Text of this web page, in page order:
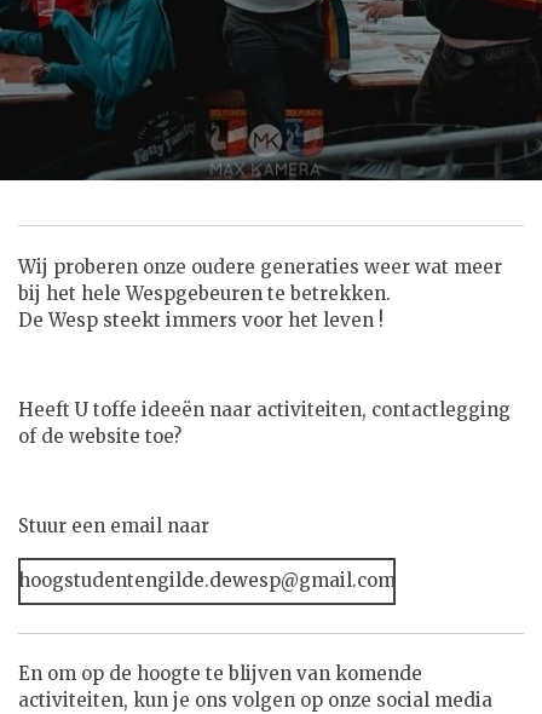
Wij proberen onze oudere generaties weer wat meer
bij het hele Wespgebeuren te betrekken.
De Wesp steekt immers voor het leven !
Heeft U toffe ideeën naar activiteiten, contactlegging
of de website toe?
Stuur een email naar
hoogstudentengilde.dewesp@gmail.com
En om op de hoogte te blijven van komende
activiteiten, kun je ons volgen op onze social media